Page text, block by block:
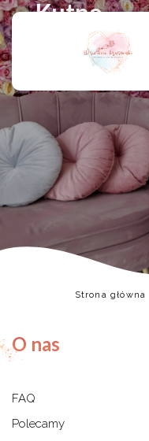
Kutno
Strona główna
O nas
FAQ
Polecamy